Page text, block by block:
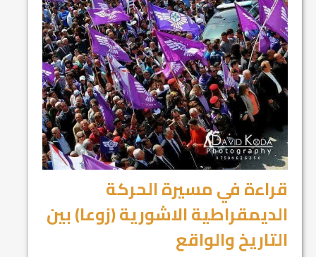
قراءة في مسيرة الحركة
الديمقراطية الاشورية (زوعا) بين
التاريخ والواقع